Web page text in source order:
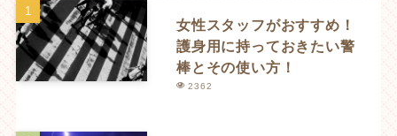
女性スタッフがおすすめ！
護身用に持っておきたい警
棒とその使い方！
2362